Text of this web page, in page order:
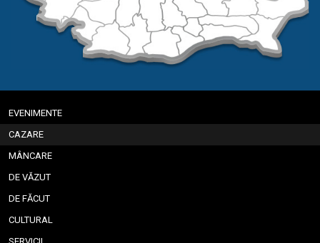
EVENIMENTE
CAZARE
MÂNCARE
DE VĂZUT
DE FĂCUT
CULTURAL